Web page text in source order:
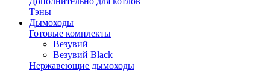
Тэны
Дымоходы
Готовые комплекты
Везувий
Везувий Black
Нержавеющие дымоходы